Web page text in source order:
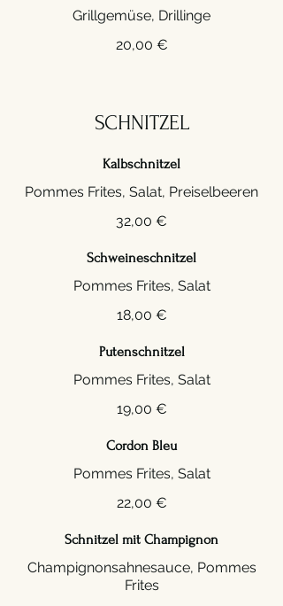
20,00 €
SCHNITZEL
Kalbschnitzel
Pommes Frites, Salat, Preiselbeeren
32,00 €
Schweineschnitzel
Pommes Frites, Salat
18,00 €
Putenschnitzel
Pommes Frites, Salat
19,00 €
Cordon Bleu
Pommes Frites, Salat
22,00 €
Schnitzel mit Champignon
Champignonsahnesauce, Pommes
Frites